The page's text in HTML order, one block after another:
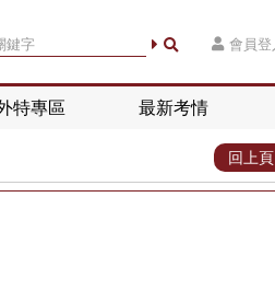
會員登
特專區 最新考情
回上頁